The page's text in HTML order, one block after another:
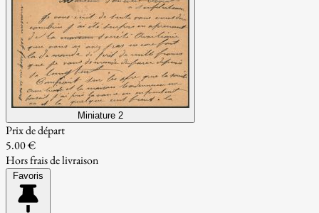
Miniature 2
Prix de départ
5.00 €
Hors frais de livraison
Favoris